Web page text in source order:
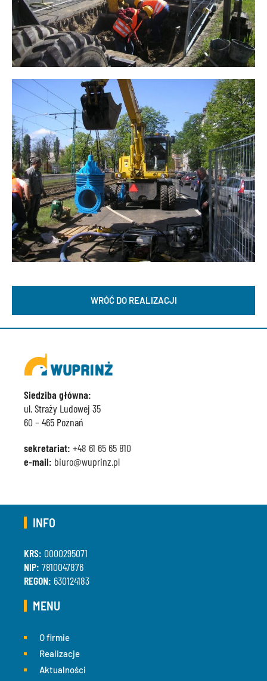
WRÓĆ DO REALIZACJI
Siedziba główna:
ul. Straży Ludowej 35
60 – 465 Poznań
sekretariat: +48 61 65 65 810
e-mail: biuro@wuprinz.pl
INFO
KRS: 0000295071
NIP: 7810047876
REGON: 630124183
MENU
O firmie
Realizacje
Aktualności